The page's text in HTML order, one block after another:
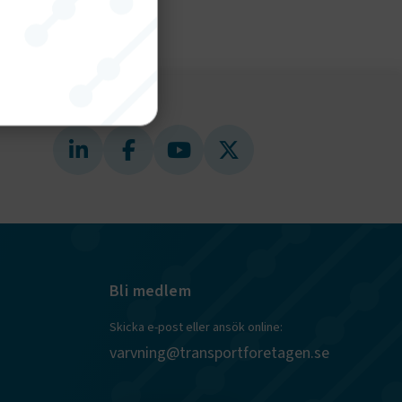
Bli medlem
Skicka e-post eller ansök online:
varvning@transportforetagen.se
ihåg